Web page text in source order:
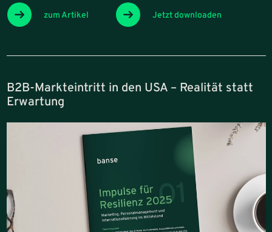
zum Artikel Jetzt downloaden
B2B-Markteintritt in den USA – Realität statt
Erwartung